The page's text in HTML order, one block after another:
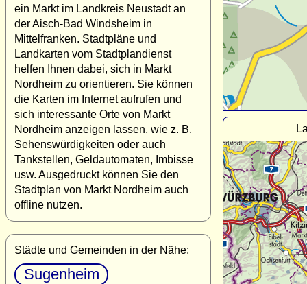
ein Markt im Landkreis Neustadt an
der Aisch-Bad Windsheim in
Mittelfranken. Stadtpläne und
Landkarten vom Stadtplandienst
helfen Ihnen dabei, sich in Markt
Nordheim zu orientieren. Sie können
die Karten im Internet aufrufen und
sich interessante Orte von Markt
Nordheim anzeigen lassen, wie z. B.
Sehenswürdigkeiten oder auch
Tankstellen, Geldautomaten, Imbisse
usw. Ausgedruckt können Sie den
Stadtplan von Markt Nordheim auch
offline nutzen.
Städte und Gemeinden in der Nähe:
Sugenheim